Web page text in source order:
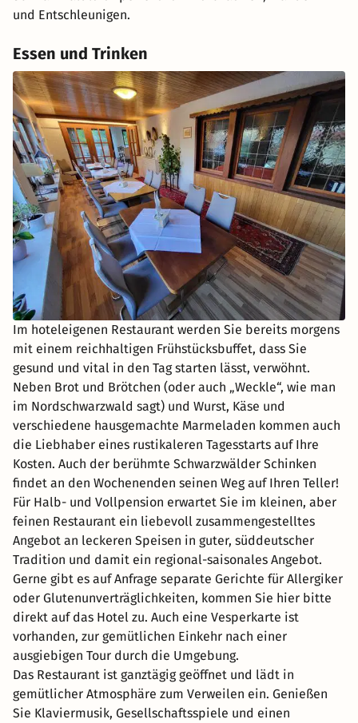
und Entschleunigen.
Essen und Trinken
Im hoteleigenen Restaurant werden Sie bereits morgens
mit einem reichhaltigen Frühstücksbuffet, dass Sie
gesund und vital in den Tag starten lässt, verwöhnt.
Neben Brot und Brötchen (oder auch „Weckle“, wie man
im Nordschwarzwald sagt) und Wurst, Käse und
verschiedene hausgemachte Marmeladen kommen auch
die Liebhaber eines rustikaleren Tagesstarts auf Ihre
Kosten. Auch der berühmte Schwarzwälder Schinken
findet an den Wochenenden seinen Weg auf Ihren Teller!
Für Halb- und Vollpension erwartet Sie im kleinen, aber
feinen Restaurant ein liebevoll zusammengestelltes
Angebot an leckeren Speisen in guter, süddeutscher
Tradition und damit ein regional-saisonales Angebot.
Gerne gibt es auf Anfrage separate Gerichte für Allergiker
oder Glutenunverträglichkeiten, kommen Sie hier bitte
direkt auf das Hotel zu. Auch eine Vesperkarte ist
vorhanden, zur gemütlichen Einkehr nach einer
ausgiebigen Tour durch die Umgebung.
Das Restaurant ist ganztägig geöffnet und lädt in
gemütlicher Atmosphäre zum Verweilen ein. Genießen
Sie Klaviermusik, Gesellschaftsspiele und einen